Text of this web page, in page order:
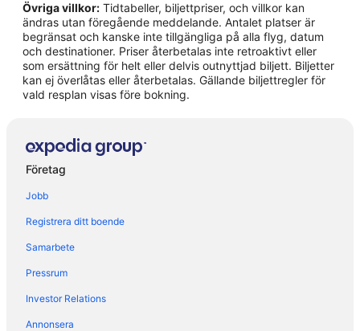
Hotell i Dervio
Hotell i Fiumelatte
Hotell i Griante
Hotell i Laglio
Hotell i Lezzeno
Hotell i Mandello del Lario
Hotell i Menaggio
Hotell i Nesso
Hotell i Oliveto Lario
Hotell i Perledo
Hotell i Sala Comacina
Hotell i San Pietro Sovera
Hotell i San Siro
Övriga villkor: Tidtabeller, biljettpriser, och villkor kan
ändras utan föregående meddelande. Antalet platser är
begränsat och kanske inte tillgängliga på alla flyg, datum
och destinationer. Priser återbetalas inte retroaktivt eller
som ersättning för helt eller delvis outnyttjad biljett. Biljetter
kan ej överlåtas eller återbetalas. Gällande biljettregler för
vald resplan visas före bokning.
Företag
Jobb
Registrera ditt boende
Samarbete
Pressrum
Investor Relations
Annonsera